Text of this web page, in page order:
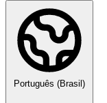
Português (Brasil)